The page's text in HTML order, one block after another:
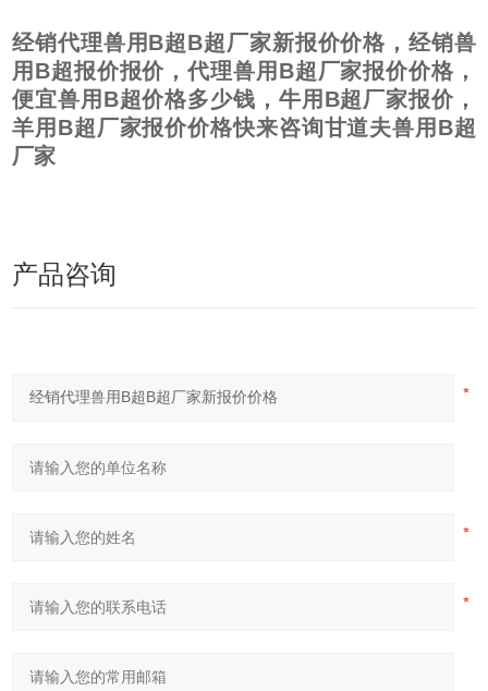
经销代理兽用B超B超厂家新报价价格 ，经销兽
用B超报价报价，代理兽用B超厂家报价价格，
便宜兽用B超价格多少钱，牛用B超厂家报价，
羊用B超厂家报价价格快来咨询甘道夫兽用B超
厂家
产品咨询